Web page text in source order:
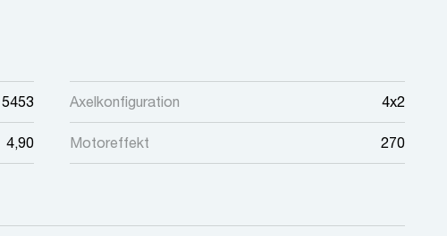
5453 Axelkonfiguration 4x2
4,90 Motoreffekt 270